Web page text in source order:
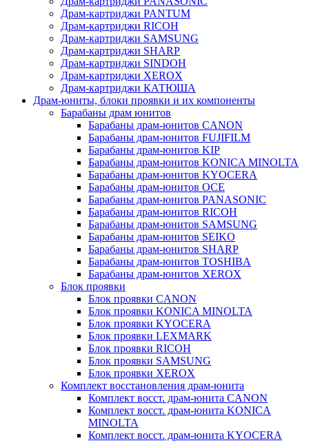
Драм-картриджи PANTUM
Драм-картриджи RICOH
Драм-картриджи SAMSUNG
Драм-картриджи SHARP
Драм-картриджи SINDOH
Драм-картриджи XEROX
Драм-картриджи КАТЮША
Драм-юниты, блоки проявки и их компоненты
Барабаны драм юнитов
Барабаны драм-юнитов CANON
Барабаны драм-юнитов FUJIFILM
Барабаны драм-юнитов KIP
Барабаны драм-юнитов KONICA MINOLTA
Барабаны драм-юнитов KYOCERA
Барабаны драм-юнитов OCE
Барабаны драм-юнитов PANASONIC
Барабаны драм-юнитов RICOH
Барабаны драм-юнитов SAMSUNG
Барабаны драм-юнитов SEIKO
Барабаны драм-юнитов SHARP
Барабаны драм-юнитов TOSHIBA
Барабаны драм-юнитов XEROX
Блок проявки
Блок проявки CANON
Блок проявки KONICA MINOLTA
Блок проявки KYOCERA
Блок проявки LEXMARK
Блок проявки RICOH
Блок проявки SAMSUNG
Блок проявки XEROX
Комплект восстановления драм-юнита
Комплект восст. драм-юнита CANON
Комплект восст. драм-юнита KONICA
MINOLTA
Комплект восст. драм-юнита KYOCERA